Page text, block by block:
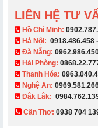
LIÊN HỆ TƯ
​ Hồ Chí Minh:
Hà Nội: 0918.486.458 -
Đà Nẵng:
Hải Phòng:
Thanh Hóa:
Nghệ An:
Đắk Lắk:
Cần Thơ: 0938 704